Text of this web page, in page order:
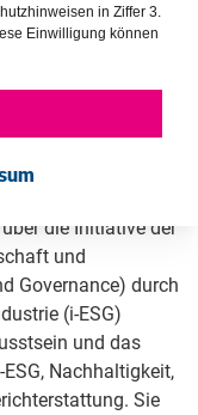
die Initiative der
und
Governance) durch
(i-ESG)
und das
Nachhaltigkeit,
Sie
in Ziffer 3.
Einwilligung können